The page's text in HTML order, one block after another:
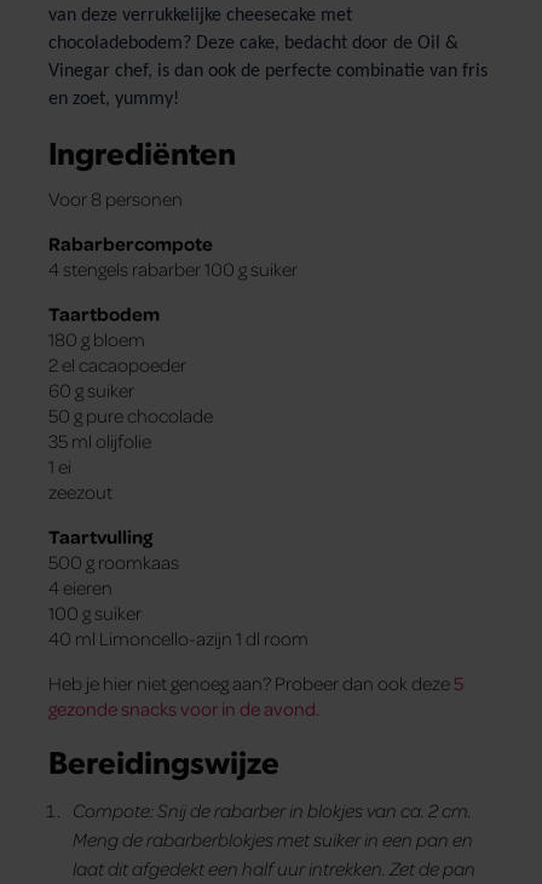
van deze verrukkelijke cheesecake met
chocoladebodem? Deze cake, bedacht door de Oil &
Vinegar chef, is dan ook de perfecte combinatie van fris
en zoet, yummy!
Ingrediënten
Voor 8 personen
Rabarbercompote
4 stengels rabarber 100 g suiker
Taartbodem
180 g bloem
2 el cacaopoeder
60 g suiker
50 g pure chocolade
35 ml olijfolie
1 ei
zeezout
Taartvulling
500 g roomkaas
4 eieren
100 g suiker
40 ml Limoncello-azijn 1 dl room
Heb je hier niet genoeg aan? Probeer dan ook deze 5
gezonde snacks voor in de avond.
Bereidingswijze
Compote: Snij de rabarber in blokjes van ca. 2 cm.
Meng de rabarberblokjes met suiker in een pan en
laat dit afgedekt een half uur intrekken. Zet de pan